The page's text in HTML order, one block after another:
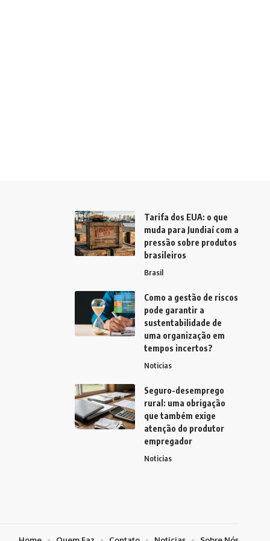
Tarifa dos EUA: o que
muda para Jundiaí com a
pressão sobre produtos
brasileiros
Brasil
Como a gestão de riscos
pode garantir a
sustentabilidade de
uma organização em
tempos incertos?
Noticias
Seguro-desemprego
rural: uma obrigação
que também exige
atenção do produtor
empregador
Noticias